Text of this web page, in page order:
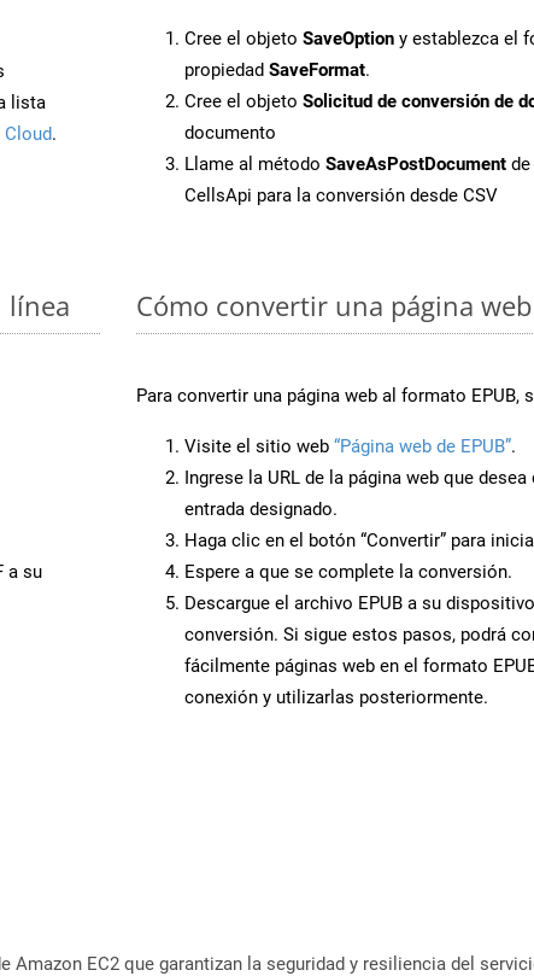
lista
.
Cree el objeto SaveOption y establezca el
propiedad SaveFormat.
Cree el objeto Solicitud de conversión de
documento
Llame al método SaveAsPostDocument
CellsApi para la conversión desde CSV
línea
a su
Cómo convertir una página
Para convertir una página web al formato EPUB,
Visite el sitio web “Página web de EPUB”.
Ingrese la URL de la página web que
entrada designado.
Haga clic en el botón “Convertir” para
Espere a que se complete la conversión.
Descargue el archivo EPUB a su
conversión. Si sigue estos pasos, podrá
fácilmente páginas web en el formato
conexión y utilizarlas posteriormente.
Amazon EC2 que garantizan la seguridad y resiliencia del